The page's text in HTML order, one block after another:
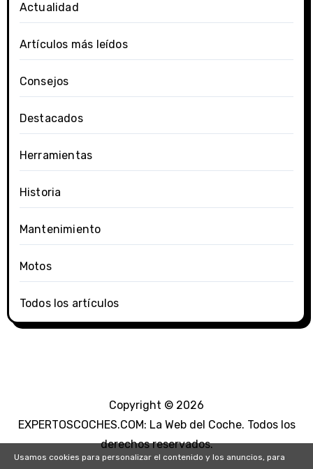
Actualidad
Artículos más leídos
Consejos
Destacados
Herramientas
Historia
Mantenimiento
Motos
Todos los artículos
Copyright © 2026
EXPERTOSCOCHES.COM: La Web del Coche. Todos los
derechos reservados.
Usamos cookies para personalizar el contenido y los anuncios, para